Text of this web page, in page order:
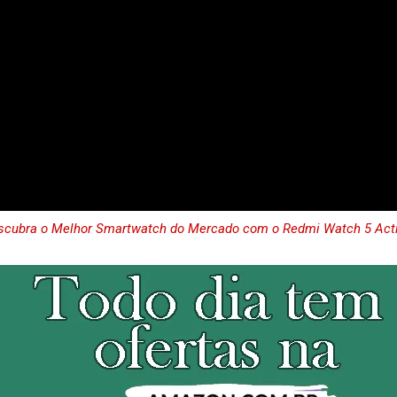
o Melhor Smartwatch do Mercado com o Redmi Watch 5